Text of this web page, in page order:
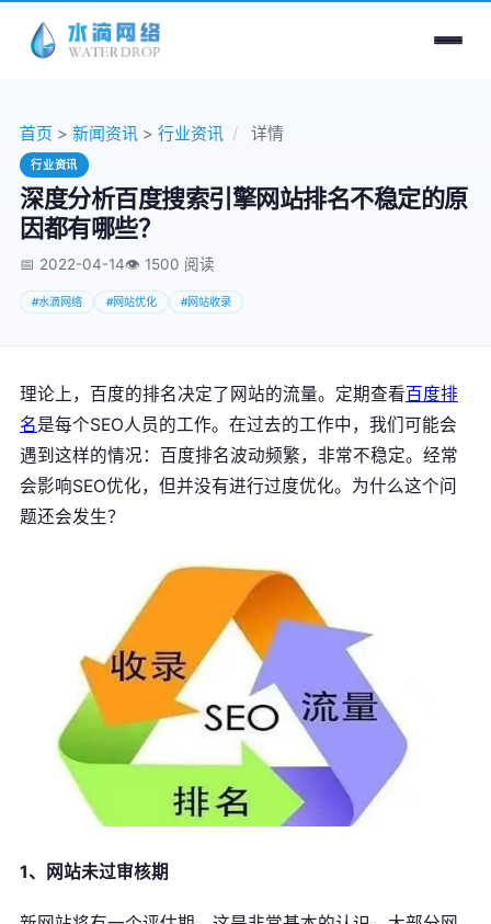
首页 > 新闻资讯 > 行业资讯 / 详情
行业资讯
深度分析百度搜索引擎网站排名不稳定的原
因都有哪些？
📅 2022-04-14👁️ 1500 阅读
#水滴网络 #网站优化 #网站收录
理论上，百度的排名决定了网站的流量。定期查看百度排
名是每个SEO人员的工作。在过去的工作中，我们可能会
遇到这样的情况：百度排名波动频繁，非常不稳定。经常
会影响SEO优化，但并没有进行过度优化。为什么这个问
题还会发生？
1、网站未过审核期